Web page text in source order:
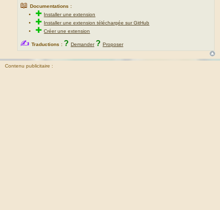
📖 Documentations :
✚ Installer une extension
✚ Installer une extension téléchargée sur GitHub
✚Créer une extension
✍ Traductions : ? Demander ? Proposer
Contenu publicitaire :